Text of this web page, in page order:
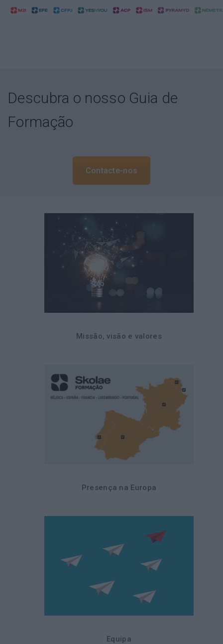
Descubra o nosso Guia de
Formação
Contacte-nos
Missão, visão e valores
Presença na Europa
Equipa